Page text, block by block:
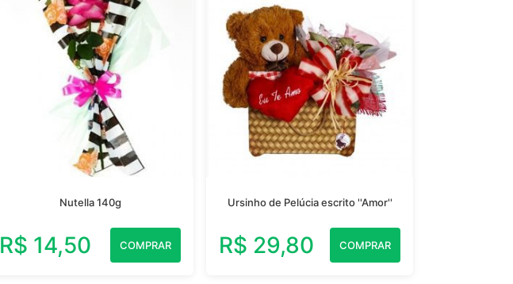
Nutella 140g
R$ 14,50 COMPRAR
Ursinho de Pelúcia escrito ''Amor''
R$ 29,80 COMPRAR